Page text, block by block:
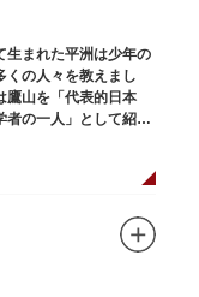
生まれた平洲は少年の
くの人々を教えまし
鷹山を「代表的日本
者の一人」として紹介
ます。